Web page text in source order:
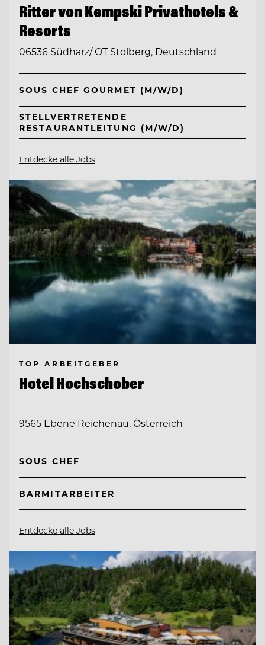
Ritter von Kempski Privathotels &
Resorts
06536 Südharz/ OT Stolberg, Deutschland
SOUS CHEF GOURMET (M/W/D)
STELLVERTRETENDE
RESTAURANTLEITUNG (M/W/D)
Entdecke alle Jobs
TOP ARBEITGEBER
Hotel Hochschober
9565 Ebene Reichenau, Österreich
SOUS CHEF
BARMITARBEITER
Entdecke alle Jobs